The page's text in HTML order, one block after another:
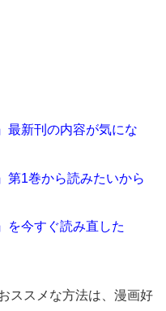
最新刊の内容が気にな
第1巻から読みたいから
を今すぐ読み直した
ススメな方法は、漫画好